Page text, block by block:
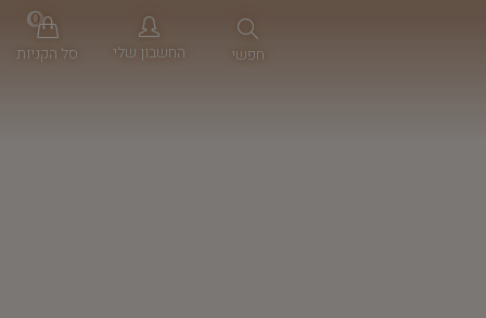
חפשי החשבון שלי סל הקניות
0